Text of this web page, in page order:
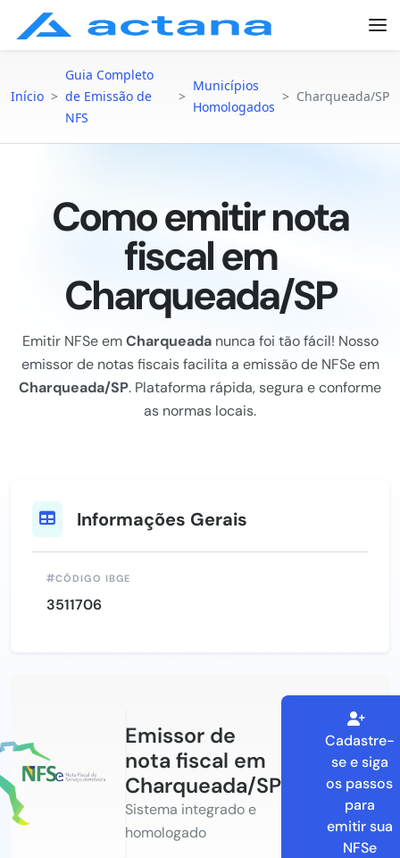
Início >
Guia Completo
de Emissão de
NFS
>
Municípios
Homologados
> Charqueada/SP
Como emitir nota
fiscal em
Charqueada/SP
Emitir NFSe emCharqueadanunca foi tão fácil! Nosso
emissor de notas fiscais facilita a emissão de NFSe em
Charqueada/SP. Plataforma rápida, segura e conforme
as normas locais.
Informações Gerais
CÓDIGO IBGE
3511706
Emissor de
nota fiscal em
Charqueada/SP
Sistema integrado e
homologado
Cadastre-
se e siga
os passos
para
emitir sua
NFSe